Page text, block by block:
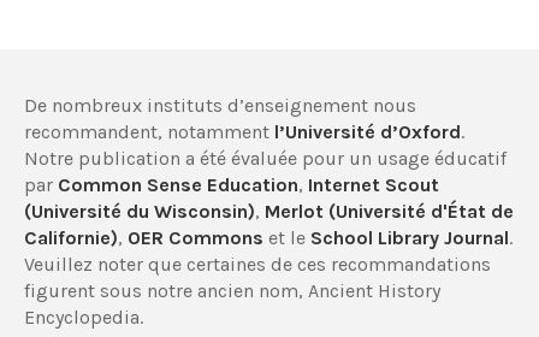
De nombreux instituts d’enseignement nous
recommandent, notamment l’Université d’Oxford.
Notre publication a été évaluée pour un usage éducatif
par Common Sense Education, Internet Scout
(Université du Wisconsin), Merlot (Université d'État de
Californie), OER Commons et le School Library Journal.
Veuillez noter que certaines de ces recommandations
figurent sous notre ancien nom, Ancient History
Encyclopedia.